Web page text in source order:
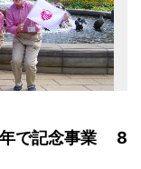
年で記念事業 8